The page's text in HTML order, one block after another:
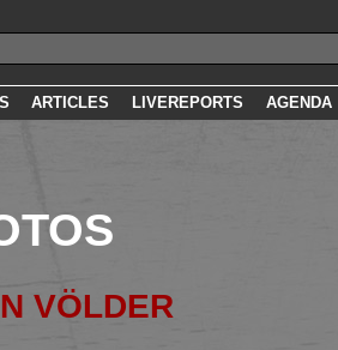
ARTICLES LIVEREPORTS AGENDA
VÖLDER